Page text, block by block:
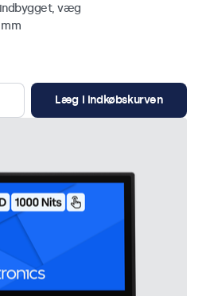
væg
Læg i indkøbskurven